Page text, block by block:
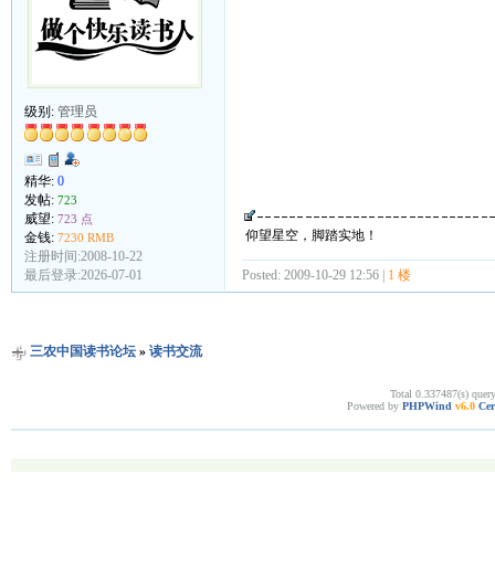
级别: 管理员
精华: 0
发帖: 723
威望: 723 点
金钱: 7230 RMB
注册时间:2008-10-22
最后登录:2026-07-01
仰望星空，脚踏实地！
Posted: 2009-10-29 12:56 | 1 楼
三农中国读书论坛» 读书交流
Total 0.337487(s)
Powered by PHPWind v6.0